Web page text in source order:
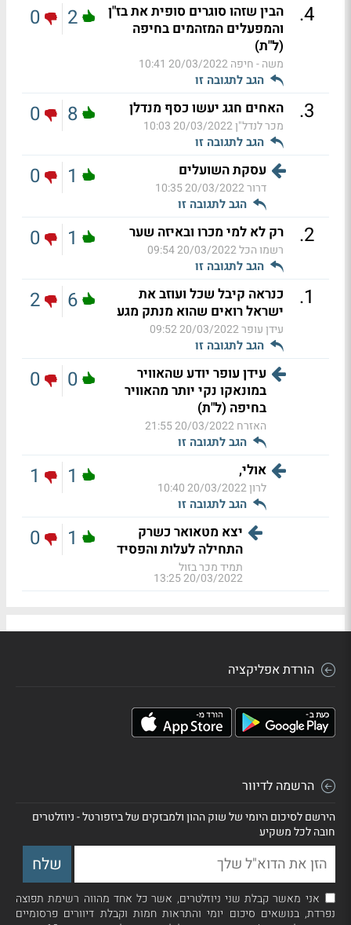
4
.
הבין שזהו סוגרים סופית את בז"ן
והמפעלים המזהמים בחיפה
(ל"ת)
משה - חיפה20/03/2022 10:41
הגב לתגובה זו
2
0
3
. האחים חגג יעשו כסף מנדלן
מכר לנדל"ן20/03/2022 10:03
הגב לתגובה זו
8
0
עסקת השועלים
דרור20/03/2022 10:35
הגב לתגובה זו
1
0
2
. רק לא למי מכרו ובאיזה שער
רשמו הכל20/03/2022 09:54
הגב לתגובה זו
1
0
1
.
כנראה קיבל שכל ועוזב את
ישראל רואים שהוא מנתק מגע
עידן עופר20/03/2022 09:52
הגב לתגובה זו
6
2
עידן עופר יודע שהאוויר
במונאקו נקי יותר מהאוויר
בחיפה (ל"ת)
האזרח20/03/2022 21:55
הגב לתגובה זו
0
0
אולי,
לרון20/03/2022 10:40
הגב לתגובה זו
1
1
יצא מטאואר כשרק
התחילה לעלות והפסיד
תמיד מכר בזול
20/03/2022 13:25
1
0
הורדת אפליקציה
הרשמה לדיוור
הירשם לסיכום היומי של שוק ההון ולמבזקים של ביזפורטל - ניוזלטרים
חובה לכל משקיע
אני מאשר קבלת שני ניוזלטרים, אשר כל אחד מהווה רשימת תפוצה
נפרדת, בנושאים סיכום יומי והתראות חמות וקבלת דיוורים פרסומיים